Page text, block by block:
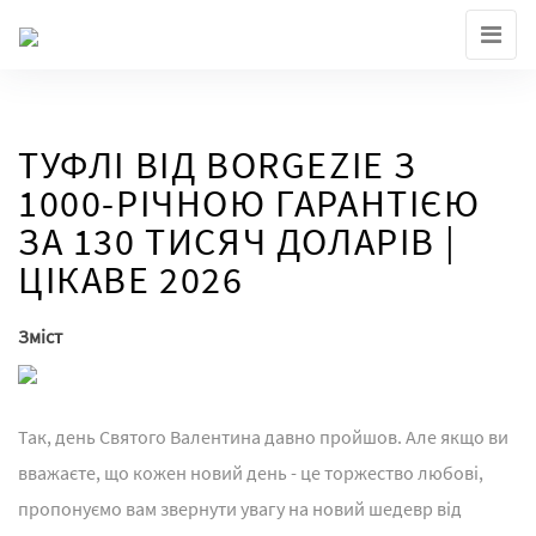
ТУФЛІ ВІД BORGEZIE З
1000-РІЧНОЮ ГАРАНТІЄЮ
ЗА 130 ТИСЯЧ ДОЛАРІВ |
ЦІКАВЕ 2026
Зміст
Так, день Святого Валентина давно пройшов. Але якщо ви
вважаєте, що кожен новий день - це торжество любові,
пропонуємо вам звернути увагу на новий шедевр від